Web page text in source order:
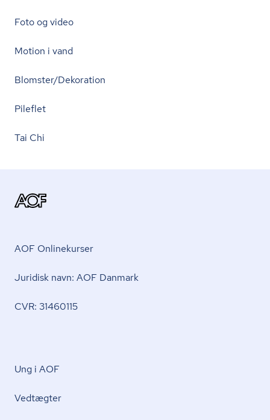
Foto og video
Motion i vand
Blomster/Dekoration
Pileflet
Tai Chi
AOF Onlinekurser
Juridisk navn: AOF Danmark
CVR: 31460115
Ung i AOF
Vedtægter